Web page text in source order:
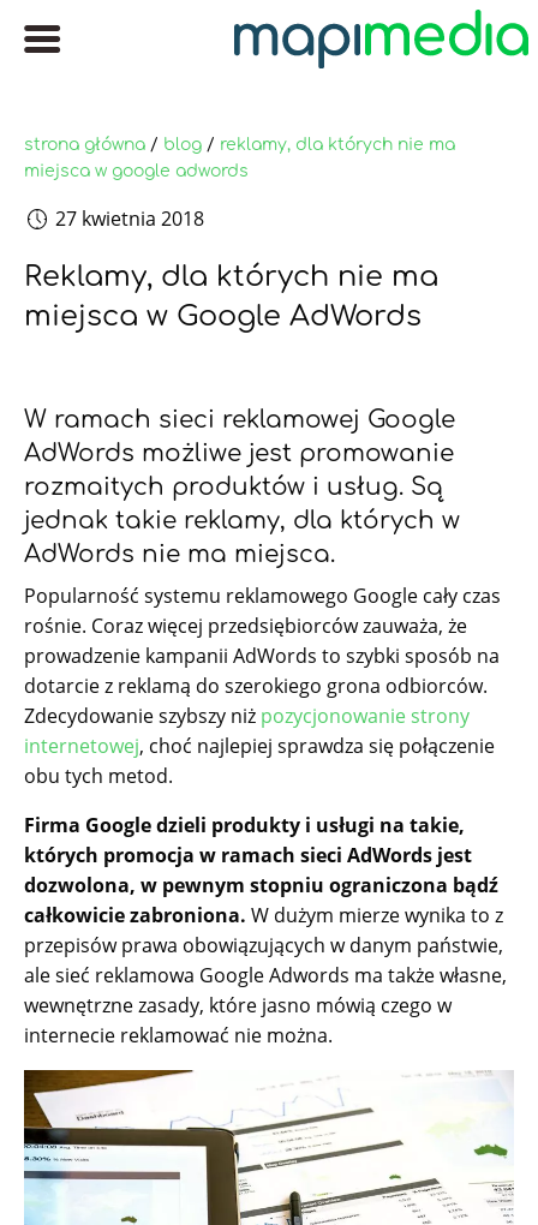
strona główna / blog / reklamy, dla których nie ma
miejsca w google adwords
27 kwietnia 2018
Reklamy, dla których nie ma
miejsca w Google AdWords
W ramach sieci reklamowej Google
AdWords możliwe jest promowanie
rozmaitych produktów i usług. Są
jednak takie reklamy, dla których w
AdWords nie ma miejsca.
Popularność systemu reklamowego Google cały czas
rośnie. Coraz więcej przedsiębiorców zauważa, że
prowadzenie kampanii AdWords to szybki sposób na
dotarcie z reklamą do szerokiego grona odbiorców.
Zdecydowanie szybszy niż pozycjonowanie strony
internetowej, choć najlepiej sprawdza się połączenie
obu tych metod.
Firma Google dzieli produkty i usługi na takie,
których promocja w ramach sieci AdWords jest
dozwolona, w pewnym stopniu ograniczona bądź
całkowicie zabroniona. W dużym mierze wynika to z
przepisów prawa obowiązujących w danym państwie,
ale sieć reklamowa Google Adwords ma także własne,
wewnętrzne zasady, które jasno mówią czego w
internecie reklamować nie można.